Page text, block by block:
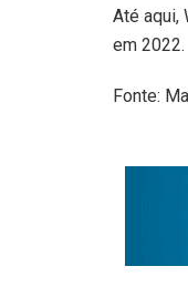
Até aqui,
em 2022.
Fonte: